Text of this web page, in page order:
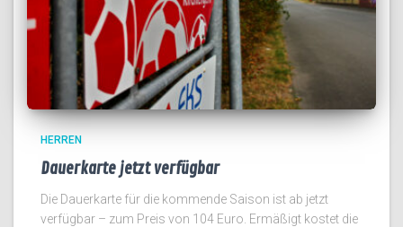
HERREN
Dauerkarte jetzt verfügbar
Die Dauerkarte für die kommende Saison ist ab jetzt
verfügbar – zum Preis von 104 Euro. Ermäßigt kostet die